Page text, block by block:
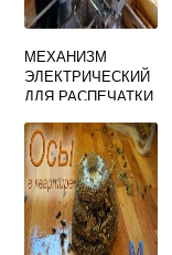
МЕХАНИЗМ
ЭЛЕКТРИЧЕСКИЙ
ДЛЯ РАСПЕЧАТКИ